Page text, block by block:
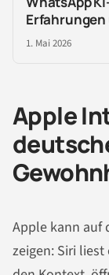
1. Mai 2026
Apple
Apple kann auf
zeigen: Siri